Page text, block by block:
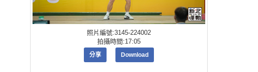
照片編號:3145-224002
拍攝時間:17:05
分享 Download